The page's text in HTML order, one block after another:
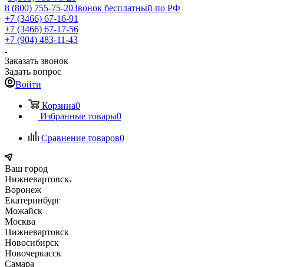
8 (800) 755-75-20Звонок бесплатный по РФ
+7 (3466) 67-16-91
+7 (3466) 67-17-56
+7 (904) 483-11-43
Заказать звонок
Задать вопрос
Войти
Корзина0
Избранные товары0
Сравнение товаров0
Ваш город
Нижневартовск
Воронеж
Екатеринбург
Можайск
Москва
Нижневартовск
Новосибирск
Новочеркасск
Самара